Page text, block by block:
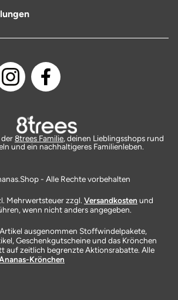
der8trees Familie, deinen Lieblingsshops rund
und ein nachhaltigeres Familienleben.
- Alle Rechte vorbehalten
Mehrwertsteuer zzgl. Versandkosten und
wenn nicht anders angegeben.
ausgenommen Stoffwindelpakete,
Geschenkgutscheine und das Krönchen
auf zeitlich begrenzte Aktionsrabatte. Alle
Krönchen